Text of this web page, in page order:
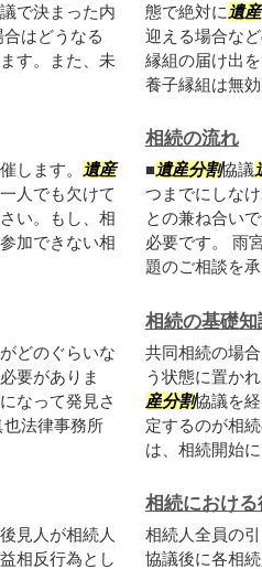
で決まった内
はどうなる
す。また、未
態で絶対に 遺産
迎える場合な
縁組の届け出
養子縁組は無
します。
遺産
人でも欠けて
い。もし、相
加できない相
相続の流れ
■遺産分割協議
つまでにしな
との兼ね合い
必要です。 雨
題のご相談を
どのぐらいな
要がありま
なって発見さ
法律事務所
相続の基礎知
共同相続の場
う状態に置か
産分割協議を
定するのが相
は、相続開始
見人が相続人
相反行為とし
相続におけ
相続人全員の
協議後に各相